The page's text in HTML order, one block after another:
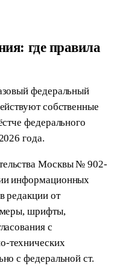
где правила
федеральный
собственные
федерального
года.
Москвы № 902-
информационных
редакции от
шрифты,
с
технических
с федеральной ст.